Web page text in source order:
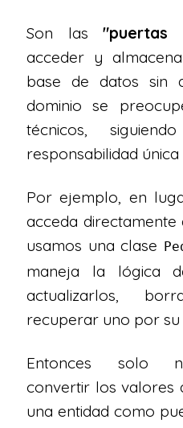
Son las"puertas
acceder y
base de datos sin
dominio se
técnicos,
responsabilidad única
Por ejemplo, en
acceda directamente
usamos una clase
maneja la lógica
actualizarlos,
recuperar uno por su
Entonces solo
convertir los valores
una entidad como